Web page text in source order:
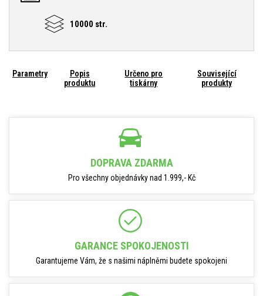
10000 str.
Parametry
Popis
produktu
Určeno pro
tiskárny
Související
produkty
DOPRAVA ZDARMA
Pro všechny objednávky nad 1.999,- Kč
GARANCE SPOKOJENOSTI
Garantujeme Vám, že s našimi náplněmi budete spokojeni